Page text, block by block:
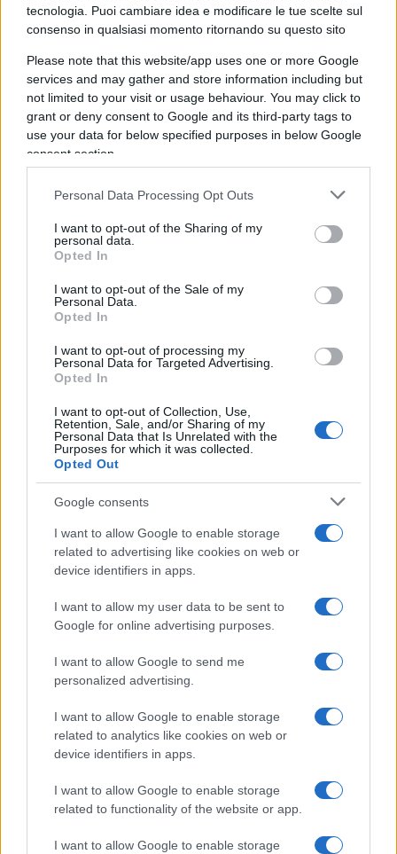
tecnologia. Puoi cambiare idea e modificare le tue scelte sul
consenso in qualsiasi momento ritornando su questo sito
Please note that this website/app uses one or more Google
services and may gather and store information including but
not limited to your visit or usage behaviour. You may click to
grant or deny consent to Google and its third-party tags to
use your data for below specified purposes in below Google
consent section.
Personal Data Processing Opt Outs
I want to opt-out of the Sharing of my
personal data.
Opted In
I want to opt-out of the Sale of my
Personal Data.
Opted In
I want to opt-out of processing my
Personal Data for Targeted Advertising.
Opted In
I want to opt-out of Collection, Use,
Retention, Sale, and/or Sharing of my
Personal Data that Is Unrelated with the
Purposes for which it was collected.
Opted Out
Google consents
I want to allow Google to enable storage
related to advertising like cookies on web or
device identifiers in apps.
I want to allow my user data to be sent to
Google for online advertising purposes.
I want to allow Google to send me
personalized advertising.
I want to allow Google to enable storage
related to analytics like cookies on web or
device identifiers in apps.
I want to allow Google to enable storage
related to functionality of the website or app.
I want to allow Google to enable storage
“Nicolaporro.it”, chiama alla cautela: “Le
informazioni giunte alla scienza sono ancora
poche per trarre un quadro completo.
Sicuramente,non si tratta di un’epatite
tradizionale, ma di un nuovo agente che trova
come principale bersaglio il fegato. L’Ecdc, il
Centro europeo per la prevenzione e il controllo
europei, segnalando il problema e cercando di
capire quale sia il minimo comune denominatore
di questi casi anomali”.
Bassetti sottolinea anche le radicali differenze tra
quello che fu l’approccio cinese, fatto di
insabbiamenti e mascheramenti dei primi casi di
Covid-19, rispetto al sistema occidentale, fondato
su una reciproca comunicazione e cooperazione
tra Stati, che si traduce in “una dimostrazione del
mondo evoluto ed aperto”, così come affermato
dal virologo.
#BAMBINI #COVID #EPATITE
#LOCKDOWN
#MARIA RITA GISMONDO
Pagina
Precedente
PAGINA
Leggi i commenti
Vignetta del 07/08/2026